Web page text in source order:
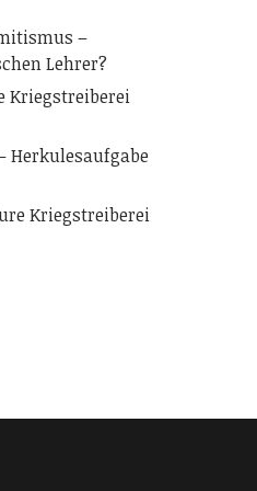
–
Lehrer?
Kriegstreiberei
Herkulesaufgabe
Kriegstreiberei